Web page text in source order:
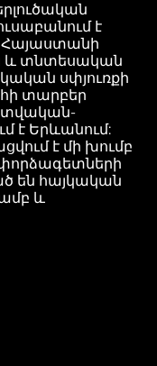
է
Հայաստանի
տնտեսական
սփյուռքի
տարբեր
է Երևանում:
է մի խումբ
են հայկական
և